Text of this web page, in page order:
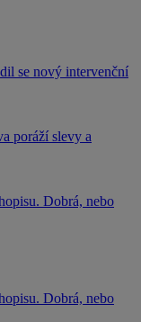
se nový intervenční
poráží slevy a
Dobrá, nebo
Dobrá, nebo